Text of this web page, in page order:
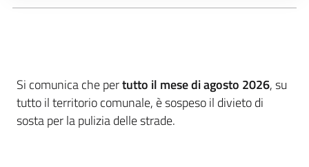
Si comunica che pertutto il mese di agosto 2026, su
tutto il territorio comunale, è sospeso il divieto di
sosta per la pulizia delle strade.